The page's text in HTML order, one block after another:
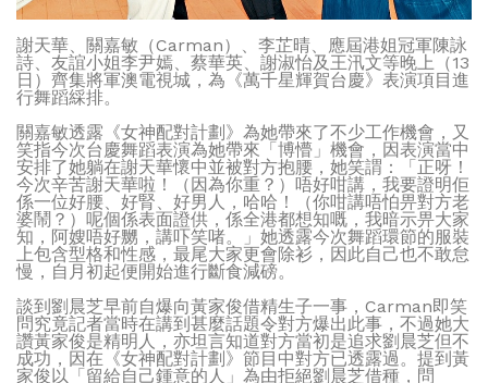
謝天華、關嘉敏（Carman）、李芷晴、應屆港姐冠軍陳詠
詩、友誼小姐李尹嫣、蔡華英、謝淑怡及王汛文等晚上（13
日）齊集將軍澳電視城，為《萬千星輝賀台慶》表演項目進
行舞蹈綵排。
關嘉敏透露《女神配對計劃》為她帶來了不少工作機會，又
笑指今次台慶舞蹈表演為她帶來「博懵」機會，因表演當中
安排了她躺在謝天華懷中並被對方抱腰，她笑謂：「正呀！
今次辛苦謝天華啦！（因為你重？）唔好咁講，我要證明佢
係一位好腰、好腎、好男人，哈哈！（你咁講唔怕畀對方老
婆鬧？）呢個係表面證供，係全港都想知嘅，我暗示畀大家
知，阿嫂唔好嬲，講吓笑啫。」她透露今次舞蹈環節的服裝
上包含型格和性感，最尾大家更會除衫，因此自己也不敢怠
慢，自月初起便開始進行斷食減磅。
談到劉晨芝早前自爆向黃家俊借精生子一事，Carman即笑
問究竟記者當時在講到甚麼話題令對方爆出此事，不過她大
讚黃家俊是精明人，亦坦言知道對方當初是追求劉晨芝但不
成功，因在《女神配對計劃》節目中對方已透露過。提到黃
家俊以「留給自己鍾意的人」為由拒絕劉晨芝借種，問